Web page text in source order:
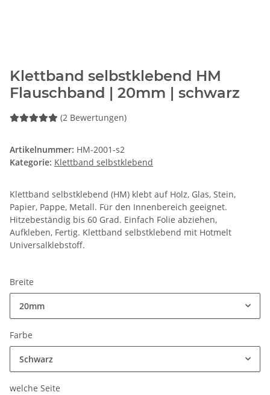
Klettband selbstklebend HM
Flauschband | 20mm | schwarz
(2 Bewertungen)
Artikelnummer: HM-2001-s2
Kategorie: Klettband selbstklebend
Klettband selbstklebend (HM) klebt auf Holz, Glas, Stein,
Papier, Pappe, Metall. Für den Innenbereich geeignet.
Hitzebeständig bis 60 Grad. Einfach Folie abziehen,
Aufkleben, Fertig. Klettband selbstklebend mit Hotmelt
Universalklebstoff.
Breite
20mm
Farbe
Schwarz
welche Seite